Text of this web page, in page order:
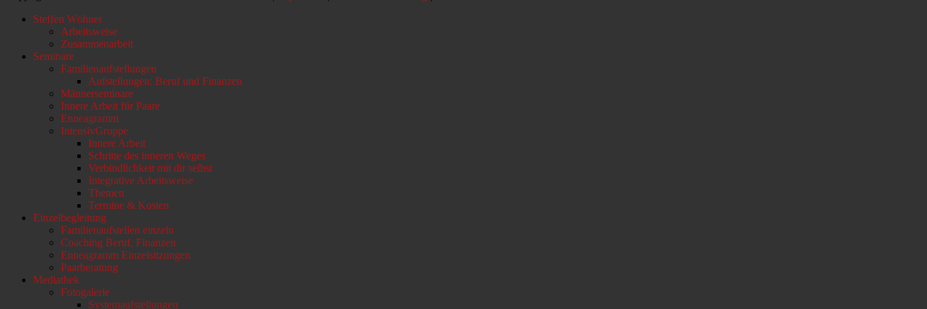
oben
Steffen Wöhner
Arbeitsweise
Zusammenarbeit
Seminare
Familienaufstellungen
Aufstellungen: Beruf und Finanzen
Männerseminare
Innere Arbeit für Paare
Enneagramm
IntensivGruppe
Innere Arbeit
Schritte des inneren Weges
Verbindlichkeit mit dir selbst
Integrative Arbeitsweise
Themen
Termine & Kosten
Einzelbegleitung
Familienaufstellen einzeln
Coaching Beruf, Finanzen
Enneagramm Einzelsitzungen
Paarberatung
Mediathek
Fotogalerie
Systemaufstellungen